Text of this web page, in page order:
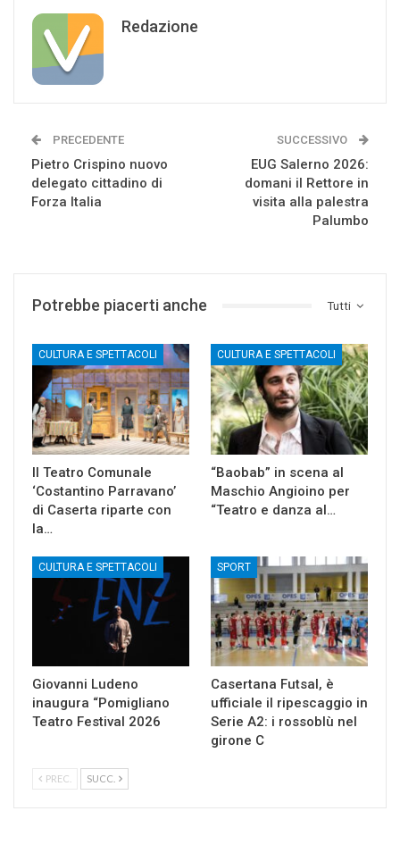
Redazione
PRECEDENTE
Pietro Crispino nuovo
delegato cittadino di
Forza Italia
SUCCESSIVO
EUG Salerno 2026:
domani il Rettore in
visita alla palestra
Palumbo
Tutti
Potrebbe piacerti anche
CULTURA E SPETTACOLI
Il Teatro Comunale
‘Costantino Parravano’
di Caserta riparte con
la…
CULTURA E SPETTACOLI
“Baobab” in scena al
Maschio Angioino per
“Teatro e danza al…
CULTURA E SPETTACOLI
Giovanni Ludeno
inaugura “Pomigliano
Teatro Festival 2026
SPORT
Casertana Futsal, è
ufficiale il ripescaggio in
Serie A2: i rossoblù nel
girone C
PREC. SUCC.